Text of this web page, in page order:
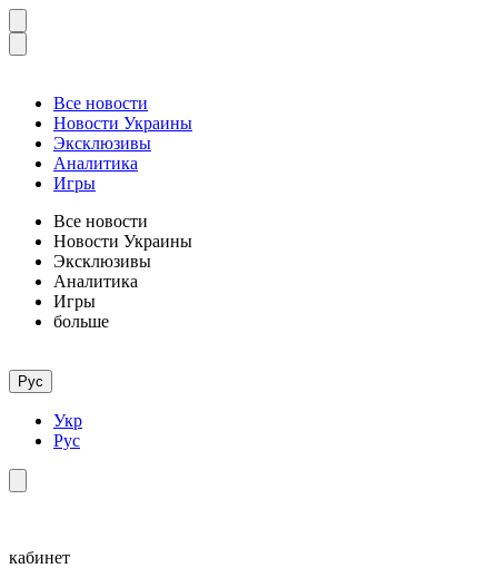
Все новости
Новости Украины
Эксклюзивы
Аналитика
Игры
Все новости
Новости Украины
Эксклюзивы
Аналитика
Игры
больше
Рус
Укр
Рус
кабинет